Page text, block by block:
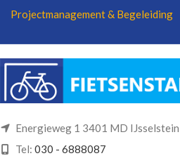
Projectmanagement & Begeleiding
Energieweg 1 3401 MD IJsselstein
Tel: 030 - 6888087